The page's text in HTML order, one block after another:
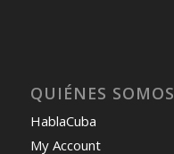
QUIÉNES SOMOS
HablaCuba
My Account